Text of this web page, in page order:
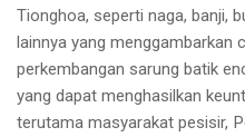
Tionghoa, seperti naga, banji,
lainnya yang menggambarkan
perkembangan sarung batik
yang dapat menghasilkan
terutama masyarakat pesisir,